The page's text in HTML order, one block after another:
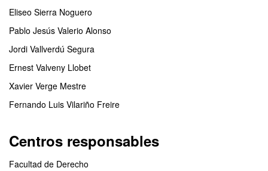
Eliseo Sierra Noguero
Pablo Jesús Valerio Alonso
Jordi Vallverdú Segura
Ernest Valveny Llobet
Xavier Verge Mestre
Fernando Luis Vilariño Freire
Centros responsables
Facultad de Derecho